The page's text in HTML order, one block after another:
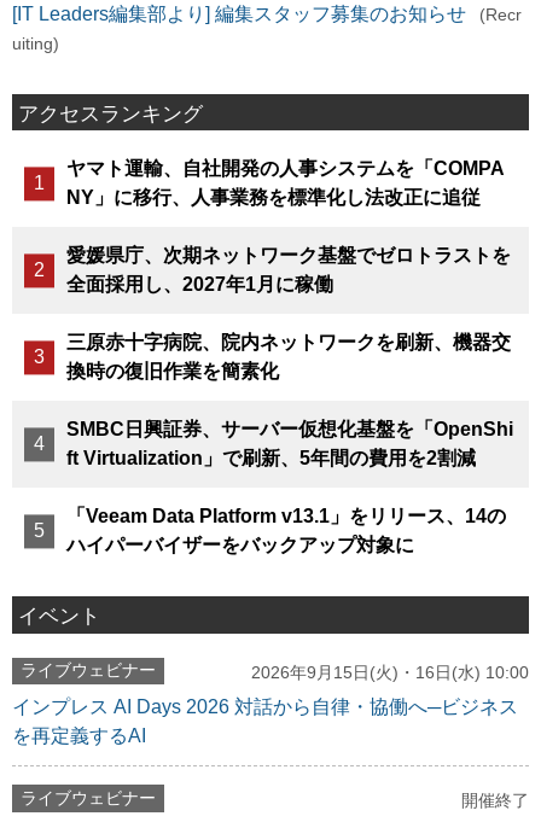
[IT Leaders編集部より] 編集スタッフ募集のお知らせ
(Recr
uiting)
アクセスランキング
ヤマト運輸、自社開発の人事システムを「COMPA
NY」に移行、人事業務を標準化し法改正に追従
愛媛県庁、次期ネットワーク基盤でゼロトラストを
全面採用し、2027年1月に稼働
三原赤十字病院、院内ネットワークを刷新、機器交
換時の復旧作業を簡素化
SMBC日興証券、サーバー仮想化基盤を「OpenShi
ft Virtualization」で刷新、5年間の費用を2割減
「Veeam Data Platform v13.1」をリリース、14の
ハイパーバイザーをバックアップ対象に
イベント
ライブウェビナー 2026年9月15日(火)・16日(水) 10:00
インプレス AI Days 2026 対話から自律・協働へ─ビジネス
を再定義するAI
ライブウェビナー 開催終了